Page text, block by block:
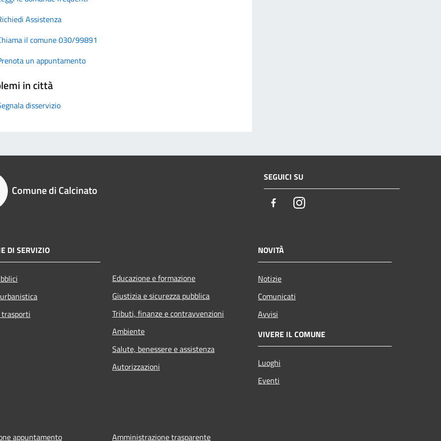
Assistenza
il comune 030/99891
un appuntamento
in città
disservizio
Comune di Calcinato
SEGUICI SU
FacebookInstagram
DI SERVIZIO
Educazione e formazione
Giustizia e sicurezza pubblica
Tributi, finanze e contravvenzioni
Ambiente
Salute, benessere e assistenza
Autorizzazioni
NOVITÀ
Notizie
Comunicati
Avvisi
VIVERE IL COMUNE
Luoghi
Eventi
appuntamento Amministrazione trasparente